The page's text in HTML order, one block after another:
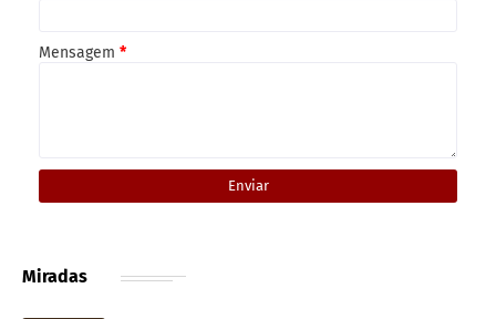
Mensagem *
Miradas